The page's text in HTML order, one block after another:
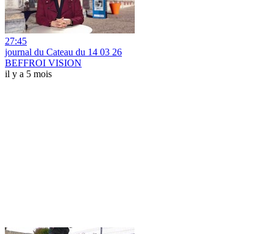
27:45
journal du Cateau du 14 03 26
BEFFROI VISION
il y a 5 mois